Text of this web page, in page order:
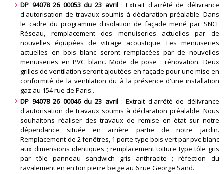
DP 94078 26 00053 du 23 avril : Extrait d'arrêté de délivrance
d'autorisation de travaux soumis à déclaration préalable. Dans
le cadre du programme d'isolation de façade mené par SNCF
Réseau, remplacement des menuiseries actuelles par de
nouvelles équipées de vitrage acoustique. Les menuiseries
actuelles en bois blanc seront remplacées par de nouvelles
menuiseries en PVC blanc. Mode de pose : rénovation. Deux
grilles de ventilation seront ajoutées en façade pour une mise en
conformité de la ventilation du à la présence d'une installation
gaz au 154 rue de Paris..
DP 94078 26 00046 du 23 avril : Extrait d'arrêté de délivrance
d'autorisation de travaux soumis à déclaration préalable. Nous
souhaitons réaliser des travaux de remise en état sur notre
dépendance située en arrière partie de notre jardin.
Remplacement de 2 fenêtres, 1 porte type bois vert par pvc blanc
aux dimensions identiques ; remplacement toiture type tôle gris
par tôle panneau sandwich gris anthracite ; réfection du
ravalement en en ton pierre beige au 6 rue George Sand.